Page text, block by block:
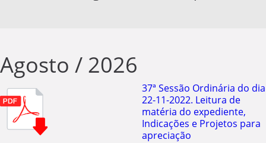
Agosto / 2026
37ª Sessão Ordinária do dia
22-11-2022. Leitura de
matéria do expediente,
Indicações e Projetos para
apreciação